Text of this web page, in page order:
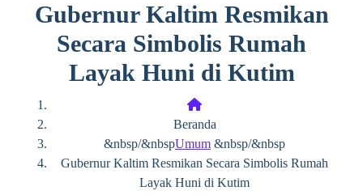
Gubernur Kaltim Resmikan
Secara Simbolis Rumah
Layak Huni di Kutim
Beranda
&nbsp/&nbspUmum &nbsp/&nbsp
Gubernur Kaltim Resmikan Secara Simbolis Rumah
Layak Huni di Kutim